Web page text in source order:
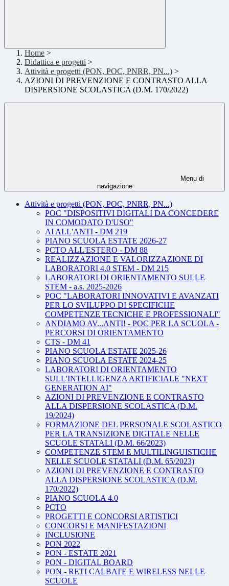
Home >
Didattica e progetti >
Attività e progetti (PON, POC, PNRR, PN...) >
AZIONI DI PREVENZIONE E CONTRASTO ALLA
DISPERSIONE SCOLASTICA (D.M. 170/2022)
Menu di
navigazione
Attività e progetti (PON, POC, PNRR, PN...)
POC "DISPOSITIVI DIGITALI DA CONCEDERE
IN COMODATO D'USO"
AI ALL'ANTI - DM 219
PIANO SCUOLA ESTATE 2026-27
PCTO ALL'ESTERO - DM 88
REALIZZAZIONE E VALORIZZAZIONE DI
LABORATORI 4.0 STEM - DM 215
LABORATORI DI ORIENTAMENTO SULLE
STEM - a.s. 2025-2026
POC "LABORATORI INNOVATIVI E AVANZATI
PER LO SVILUPPO DI SPECIFICHE
COMPETENZE TECNICHE E PROFESSIONALI"
ANDIAMO AV...ANTI! - POC PER LA SCUOLA -
PERCORSI DI ORIENTAMENTO
CTS - DM 41
PIANO SCUOLA ESTATE 2025-26
PIANO SCUOLA ESTATE 2024-25
LABORATORI DI ORIENTAMENTO
SULL'INTELLIGENZA ARTIFICIALE "NEXT
GENERATION AI"
AZIONI DI PREVENZIONE E CONTRASTO
ALLA DISPERSIONE SCOLASTICA (D.M.
19/2024)
FORMAZIONE DEL PERSONALE SCOLASTICO
PER LA TRANSIZIONE DIGITALE NELLE
SCUOLE STATALI (D.M. 66/2023)
COMPETENZE STEM E MULTILINGUISTICHE
NELLE SCUOLE STATALI (D.M. 65/2023)
AZIONI DI PREVENZIONE E CONTRASTO
ALLA DISPERSIONE SCOLASTICA (D.M.
170/2022)
PIANO SCUOLA 4.0
PCTO
PROGETTI E CONCORSI ARTISTICI
CONCORSI E MANIFESTAZIONI
INCLUSIONE
PON 2022
PON - ESTATE 2021
PON - DIGITAL BOARD
PON - RETI CALBATE E WIRELESS NELLE
SCUOLE